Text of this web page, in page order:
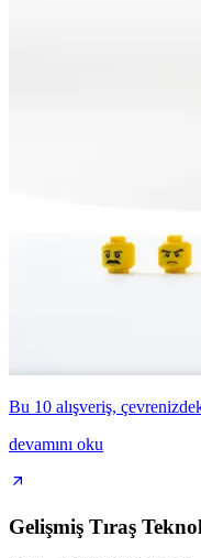
Bu 10 alışveriş,
devamını oku
Gelişmiş Tıraş